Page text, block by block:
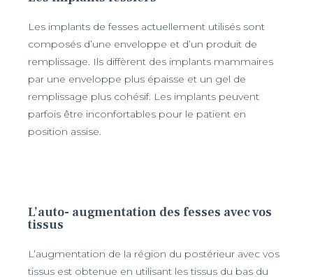
Les implants de fesses actuellement utilisés sont
composés d’une enveloppe et d’un produit de
remplissage. Ils diffèrent des implants mammaires
par une enveloppe plus épaisse et un gel de
remplissage plus cohésif. Les implants peuvent
parfois être inconfortables pour le patient en
position assise.
L’auto- augmentation des fesses avec vos
tissus
L’augmentation de la région du postérieur avec vos
tissus est obtenue en utilisant les tissus du bas du